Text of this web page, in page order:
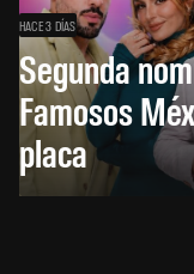
HACE 3 DÍAS
Segunda
Famosos
placa